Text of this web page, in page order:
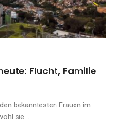
Flucht, Familie
bekanntesten Frauen im
sie ...